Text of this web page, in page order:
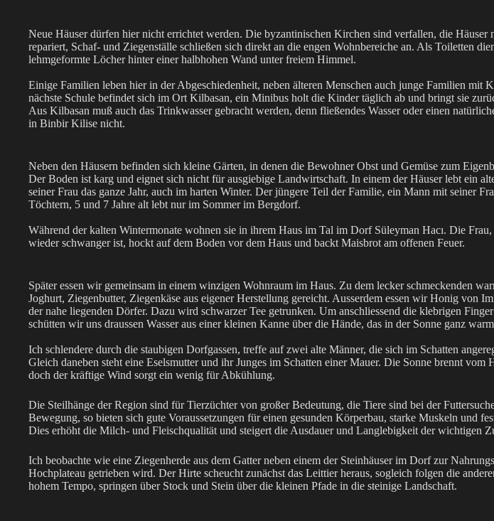
Neue Häuser dürfen hier nicht errichtet werden. Die byzantinischen Kirchen sind verfallen, die Häuser
repariert, Schaf- und Ziegenställe schließen sich direkt an die engen Wohnbereiche an. Als Toiletten
lehmgeformte Löcher hinter einer halbhohen Wand unter freiem Himmel.
Einige Familien leben hier in der Abgeschiedenheit, neben älteren Menschen auch junge Familien mit
nächste Schule befindet sich im Ort Kilbasan, ein Minibus holt die Kinder täglich ab und bringt sie
Aus Kilbasan muß auch das Trinkwasser gebracht werden, denn fließendes Wasser oder einen
in Binbir Kilise nicht.
Neben den Häusern befinden sich kleine Gärten, in denen die Bewohner Obst und Gemüse zum
Der Boden ist karg und eignet sich nicht für ausgiebige Landwirtschaft. In einem der Häuser lebt ein
seiner Frau das ganze Jahr, auch im harten Winter. Der jüngere Teil der Familie, ein Mann mit seiner
Töchtern, 5 und 7 Jahre alt lebt nur im Sommer im Bergdorf.
Während der kalten Wintermonate wohnen sie in ihrem Haus im Tal im Dorf Süleyman Hacı. Die Frau,
wieder schwanger ist, hockt auf dem Boden vor dem Haus und backt Maisbrot am offenen Feuer.
Später essen wir gemeinsam in einem winzigen Wohnraum im Haus. Zu dem lecker schmeckenden
Joghurt, Ziegenbutter, Ziegenkäse aus eigener Herstellung gereicht. Ausserdem essen wir Honig von
der nahe liegenden Dörfer. Dazu wird schwarzer Tee getrunken. Um anschliessend die klebrigen
schütten wir uns draussen Wasser aus einer kleinen Kanne über die Hände, das in der Sonne ganz
Ich schlendere durch die staubigen Dorfgassen, treffe auf zwei alte Männer, die sich im Schatten
Gleich daneben steht eine Eselsmutter und ihr Junges im Schatten einer Mauer. Die Sonne brennt vom
doch der kräftige Wind sorgt ein wenig für Abkühlung.
Die Steilhänge der Region sind für Tierzüchter von großer Bedeutung, die Tiere sind bei der
Bewegung, so bieten sich gute Voraussetzungen für einen gesunden Körperbau, starke Muskeln und
Dies erhöht die Milch- und Fleischqualität und steigert die Ausdauer und Langlebigkeit der wichtigen
Ich beobachte wie eine Ziegenherde aus dem Gatter neben einem der Steinhäuser im Dorf zur
Hochplateau getrieben wird. Der Hirte scheucht zunächst das Leittier heraus, sogleich folgen die
hohem Tempo, springen über Stock und Stein über die kleinen Pfade in die steinige Landschaft.